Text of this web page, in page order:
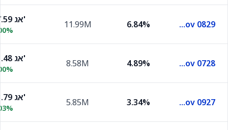
Ilgov 0829
6.84%
11.99M 107.59 אג'
Ilgov 0728
4.89%
8.58M 101.48 אג'
Ilgov 0927
3.34%
5.85M 103.79 אג'